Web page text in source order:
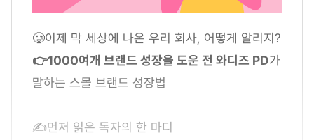
🥲이제 막 세상에 나온 우리 회사, 어떻게 알리지?
👉1000여개 브랜드 성장을 도운 전 와디즈 PD가
말하는 스몰 브랜드 성장법
✍먼저 읽은 독자의 한 마디